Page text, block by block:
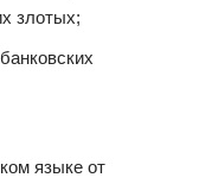
злотых;
языке от